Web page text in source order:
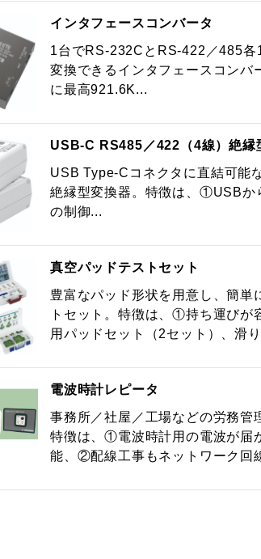
インタフェースコンバータ
1台でRS-232CとRS-422／485各
変換できるインタフェースコン
に最高921.6K...
USB-C RS485／422（4線）絶縁
USB Type-Cコネクタに直結可能
絶縁型変換器。特徴は、①USBか
の制御...
真空パッドテストセット
豊富なパッド形状を用意し、簡単
トセット。特徴は、①持ち運び
用パッドセット（2セット）、滑
電波時計レピータ
事務所／社屋／工場などの労務管
特徴は、①電波時計用の電波が届
能、②配線工事もネットワーク回